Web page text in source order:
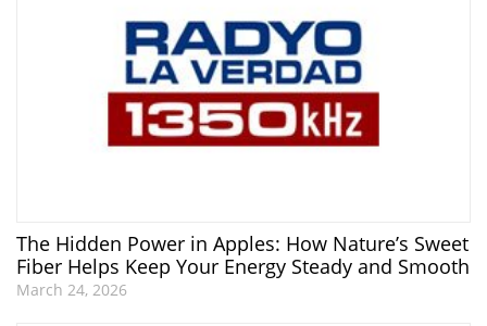
The Hidden Power in Apples: How Nature’s Sweet
Fiber Helps Keep Your Energy Steady and Smooth
March 24, 2026